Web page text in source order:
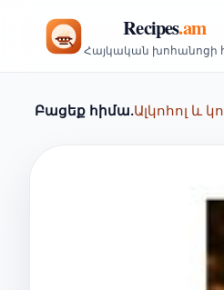
Հայկական խոհանոցի
Բացեք հիմա.Ալկոհոլ և